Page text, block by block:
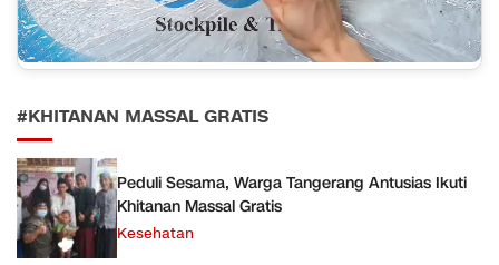
#KHITANAN MASSAL GRATIS
Peduli Sesama, Warga Tangerang Antusias Ikuti
Khitanan Massal Gratis
Kesehatan